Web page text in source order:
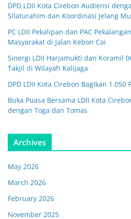
DPD LDII Kota Cirebon Audiensi
Silaturahim dan Koordinasi Jelang
PC LDII Pekalipan dan PAC
Masyarakat di Jalan Kebon Cai
Sinergi LDII Harjamukti dan Koramil
Takjil di Wilayah Kalijaga
DPD LDII Kota Cirebon Bagikan 1.050
Buka Puasa Bersama LDII Kota
dengan Toga dan Tomas
Archives
May 2026
March 2026
February 2026
November 2025